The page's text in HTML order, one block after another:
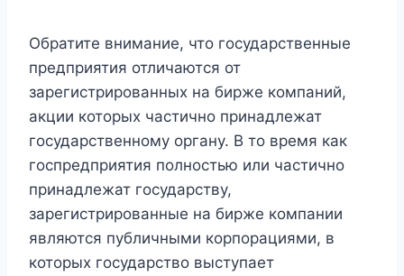
Обратите внимание, что государственные
предприятия отличаются от
зарегистрированных на бирже компаний,
акции которых частично принадлежат
государственному органу. В то время как
госпредприятия полностью или частично
принадлежат государству,
зарегистрированные на бирже компании
являются публичными корпорациями, в
которых государство выступает